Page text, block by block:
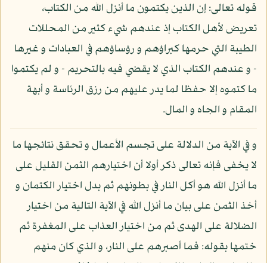
قوله تعالى: إن الذين يكتمون ما أنزل الله من الكتاب،
تعريض لأهل الكتاب إذ عندهم شيء كثير من المحللات
الطيبة التي حرمها كبراؤهم و رؤساؤهم في العبادات و غيرها
- و عندهم الكتاب الذي لا يقضي فيه بالتحريم - و لم يكتموا
ما كتموه إلا حفظا لما يدر عليهم من رزق الرئاسة و أبهة
المقام و الجاه و المال.
و في الآية من الدلالة على تجسم الأعمال و تحقق نتائجها ما
لا يخفى فإنه تعالى ذكر أولا أن اختيارهم الثمن القليل على
ما أنزل الله هو أكل النار في بطونهم ثم بدل اختيار الكتمان و
أخذ الثمن على بيان ما أنزل الله في الآية التالية من اختيار
الضلالة على الهدى ثم من اختيار العذاب على المغفرة ثم
ختمها بقوله: فما أصبرهم على النار، و الذي كان منهم